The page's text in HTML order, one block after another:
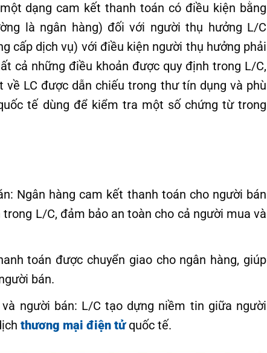
dạng cam kết thanh toán có điều kiện bằng
là ngân hàng) đối với người thụ hưởng L/C
cấp dịch vụ) với điều kiện người thụ hưởng phải
cả những điều khoản được quy định trong L/C,
LC được dẫn chiếu trong thư tín dụng và phù
tế dùng để kiểm tra một số chứng từ trong
Ngân hàng cam kết thanh toán cho người bán
L/C, đảm bảo an toàn cho cả người mua và
toán được chuyển giao cho ngân hàng, giúp
bán.
người bán: L/C tạo dựng niềm tin giữa người
thương mại điện tửquốc tế.